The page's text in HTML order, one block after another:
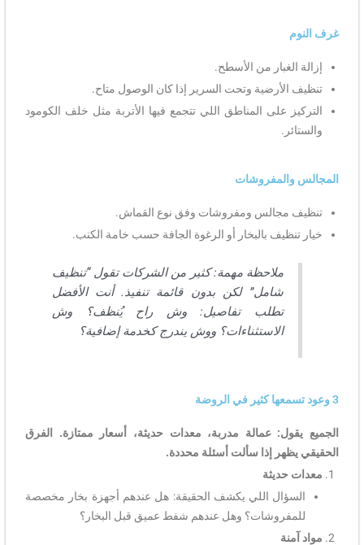
غرف النوم
إزالة الغبار من الأسطح.
تنظيف الأرضية وتحت السرير إذا كان الوصول متاح.
التركيز على المناطق اللي تتجمع فيها الأتربة مثل خلف الكومود
والستائر.
المجالس والمفروشات
تنظيف مجالس ومفروشات وفق نوع القماش.
خيار تنظيف بالبخار أو الرغوة الجافة حسب خامة الكنب.
ملاحظة مهمة: كثير من الشركات تقول “تنظيف
شامل” لكن بدون قائمة تنفيذ. أنت الأفضل
تطلب تفاصيل: وش راح يُنظف؟ وش
الاستثناءات؟ ووش يندرج كخدمة إضافية؟
3 وعود تسمعها كثير في الروضة
الجميع يقول: عمالة مدربة، معدات حديثة، أسعار ممتازة. الفرق
الحقيقي يظهر إذا سألت أسئلة محددة.
معدات حديثة
السؤال اللي يكشف الحقيقة: هل عندهم أجهزة بخار مخصصة
للمفروشات؟ وهل عندهم شفط عميق قبل البخار؟
مواد آمنة